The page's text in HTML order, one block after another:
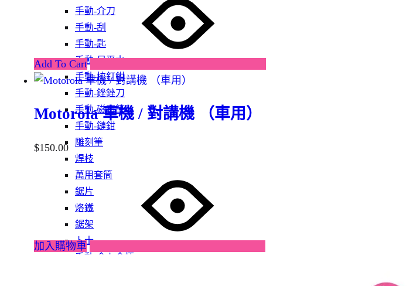
手動-介刀
手動-刮
手動-匙
手動-尺平水
手動-拉釘鉗
手動-銼銼刀
手動-磁石筆
手動-鏈鉗
雕刻筆
焊枝
萬用套筒
鋸片
烙鐵
鋸架
卜士
手動-令卜令梗
Add To Cart
Motorola 車機 / 對講機 （車用）
$150.00
加入購物車